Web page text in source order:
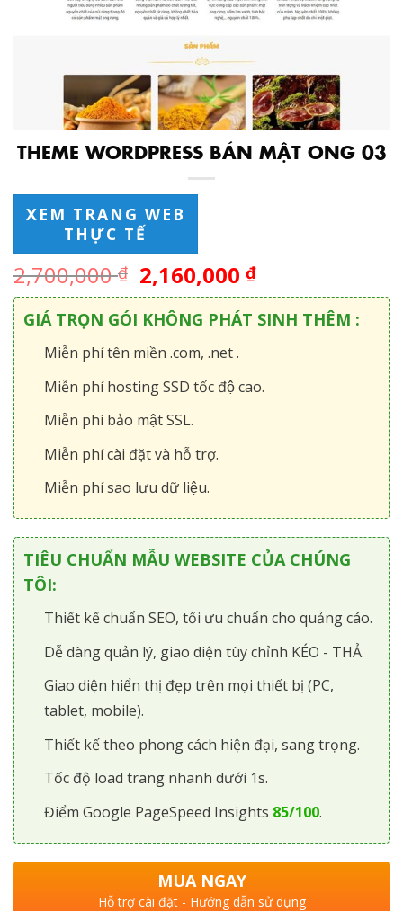
THEME WORDPRESS BÁN MẬT ONG 03
XEM TRANG WEB
THỰC TẾ
2,700,000₫ 2,160,000₫
GIÁ TRỌN GÓI KHÔNG PHÁT SINH THÊM :
Miễn phí tên miền .com, .net .
Miễn phí hosting SSD tốc độ cao.
Miễn phí bảo mật SSL.
Miễn phí cài đặt và hỗ trợ.
Miễn phí sao lưu dữ liệu.
TIÊU CHUẨN MẪU WEBSITE CỦA CHÚNG
TÔI:
Thiết kế chuẩn SEO, tối ưu chuẩn cho quảng cáo.
Dễ dàng quản lý, giao diện tùy chỉnh KÉO - THẢ.
Giao diện hiển thị đẹp trên mọi thiết bị (PC,
tablet, mobile).
Thiết kế theo phong cách hiện đại, sang trọng.
Tốc độ load trang nhanh dưới 1s.
Điểm Google PageSpeed Insights 85/100.
MUA NGAY
Hỗ trợ cài đặt - Hướng dẫn sử dụng